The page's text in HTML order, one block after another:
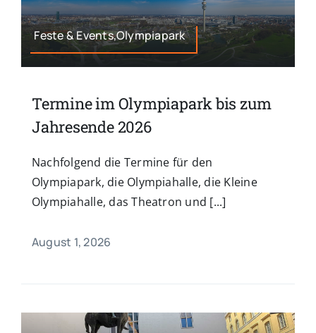
Feste & Events,Olympiapark
Termine im Olympiapark bis zum
Jahresende 2026
Nachfolgend die Termine für den
Olympiapark, die Olympiahalle, die Kleine
Olympiahalle, das Theatron und [...]
August 1, 2026